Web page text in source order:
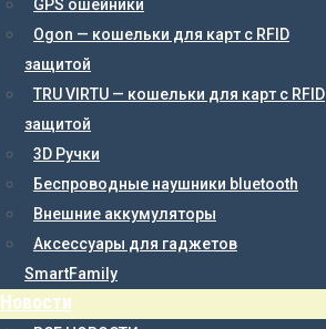
GPS ошейники
Ogon — кошельки для карт с RFID
защитой
TRU VIRTU — кошельки для карт с RFID
защитой
3D Ручки
Беспроводные наушники bluetooth
Внешние аккумуляторы
Аксессуары для гаджетов
SmartFamily
Новости